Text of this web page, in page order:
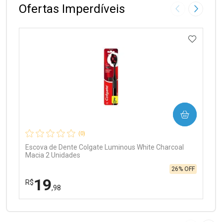
Ofertas Imperdíveis Imagem
(0)
Escova de Dente Colgate Luminous White Charcoal
Macia 2 Unidades
R$19,98
26% OFF
COMPRAR